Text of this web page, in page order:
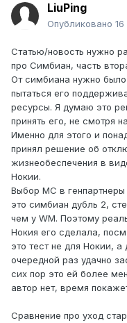
LiuPing
Опубликовано 16
Статью/новость нужно
про Симбиан, часть
От симбиана нужно было
пытаться его
ресурсы. Я думаю это
принять его, не смотря
Именно для этого и
принял решение об
жизнеобеспечения в
Нокии.
Выбор МС в
это симбиан дубль 2,
чем у WM. Поэтому
Нокия его сделала,
это тест не для Нокии,
очередной раз удачно
сих пор это ей более
автор нет, время
Сравнение про уход